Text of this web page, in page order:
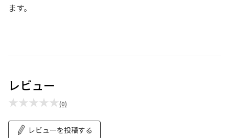
ます。
レビュー
★★★★★(0)
レビューを投稿する